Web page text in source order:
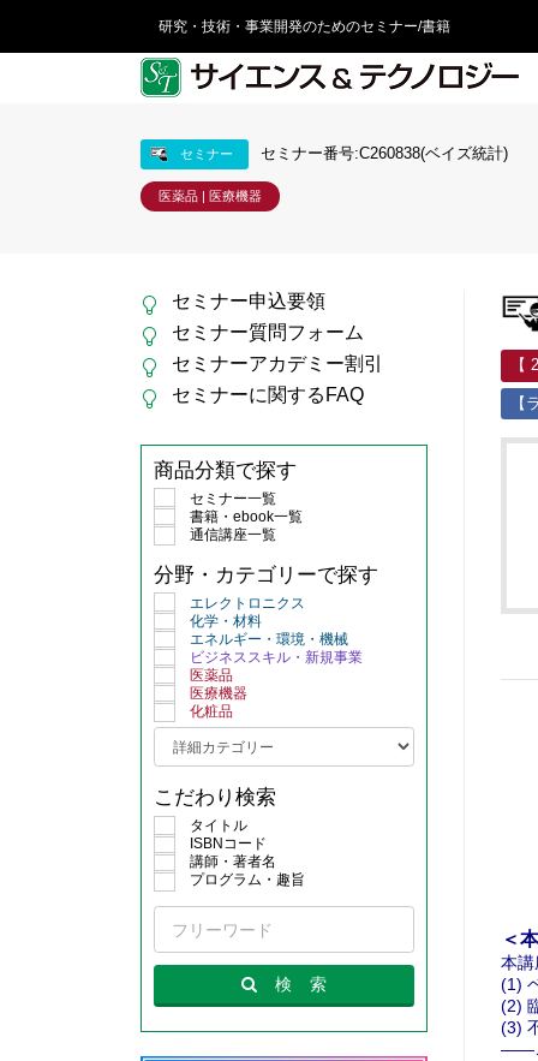
研究・技術・事業開発のためのセミナー/書籍
セミナー セミナー番号:C260838(ベイズ統計)
医薬品 | 医療機器
【
【
＜
本講
(1)
(2)
(3)
——
セミナー申込要領
セミナー質問フォーム
セミナーアカデミー割引
セミナーに関するFAQ
商品分類で探す
セミナー一覧
書籍・ebook一覧
通信講座一覧
分野・カテゴリーで探す
エレクトロニクス
化学・材料
エネルギー・環境・機械
ビジネススキル・新規事業
医薬品
医療機器
化粧品
こだわり検索
タイトル
ISBNコード
講師・著者名
プログラム・趣旨
検 索